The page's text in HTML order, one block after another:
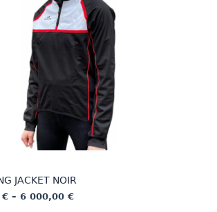
JACKET NOIR
€ – 6 000,00 €Price